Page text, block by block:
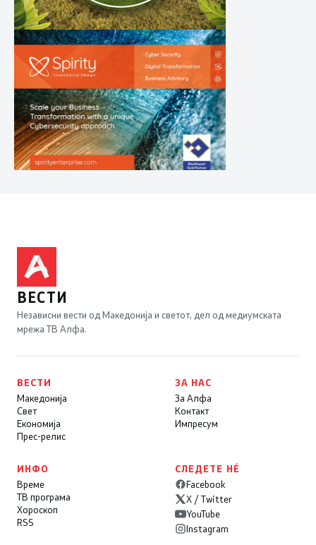
ВЕСТИ
Независни вести од Македонија и светот, дел од медиумската
мрежа ТВ Алфа.
ВЕСТИ
Македонија
Свет
Економија
Прес-релис
ЗА НАС
За Алфа
Контакт
Импресум
ИНФО
Време
ТВ програма
Хороскоп
RSS
СЛЕДЕТЕ НÉ
Facebook
X / Twitter
YouTube
Instagram